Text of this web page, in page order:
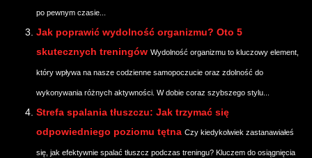
po pewnym czasie...
Jak poprawić wydolność organizmu? Oto 5
skutecznych treningów Wydolność organizmu to kluczowy element,
który wpływa na nasze codzienne samopoczucie oraz zdolność do
wykonywania różnych aktywności. W dobie coraz szybszego stylu...
Strefa spalania tłuszczu: Jak trzymać się
odpowiedniego poziomu tętna Czy kiedykolwiek zastanawiałeś
się, jak efektywnie spalać tłuszcz podczas treningu? Kluczem do osiągnięcia